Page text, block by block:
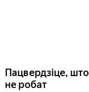
Пацвердзіце,
не робат